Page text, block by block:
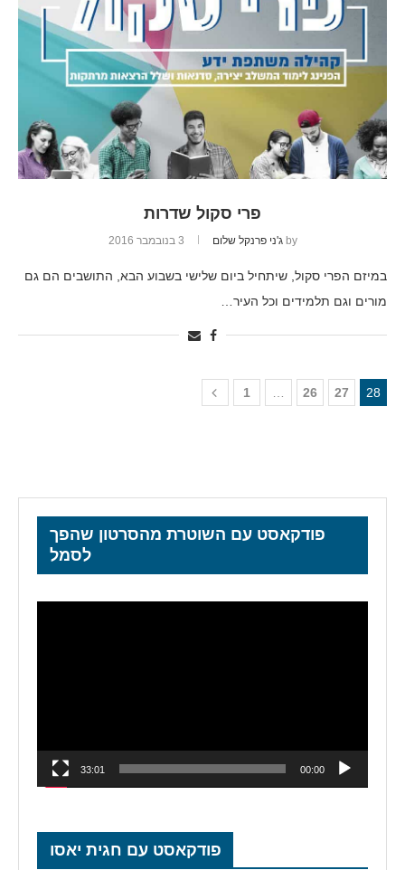
פרי סקול שדרות
by ג'ני פרנקל שלום 3 בנובמבר 2016
במיזם הפרי סקול, שיתחיל ביום שלישי בשבוע הבא, התושבים הם גם
מורים וגם תלמידים וכל העיר…
1 26 27 28
פודקאסט עם השוטרת מהסרטון שהפך
לסמל
00:00
33:01
פודקאסט עם חגית יאסו